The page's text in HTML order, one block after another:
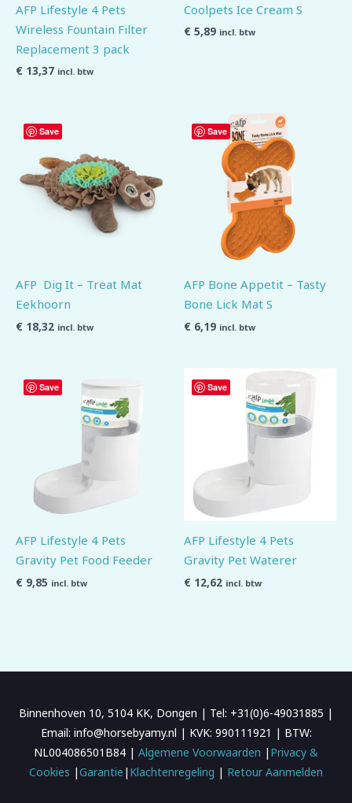
AFP Lifestyle 4 Pets
Wireless Fountain Filter
Replacement 3 pack
€ 13,37 incl. btw
Coolpets Ice Cream S
€ 5,89 incl. btw
Save
AFP Dig It – Treat Mat
Eekhoorn
€ 18,32 incl. btw
Save
AFP Bone Appetit – Tasty
Bone Lick Mat S
€ 6,19 incl. btw
Save
AFP Lifestyle 4 Pets
Gravity Pet Food Feeder
€ 9,85 incl. btw
Save
AFP Lifestyle 4 Pets
Gravity Pet Waterer
€ 12,62 incl. btw
Binnenhoven 10, 5104 KK, Dongen | Tel: +31(0)6-49031885 |
Email: info@horsebyamy.nl | KVK: 990111921 | BTW:
NL004086501B84 | Algemene Voorwaarden | Privacy &
Cookies |Garantie | Klachtenregeling | Retour Aanmelden